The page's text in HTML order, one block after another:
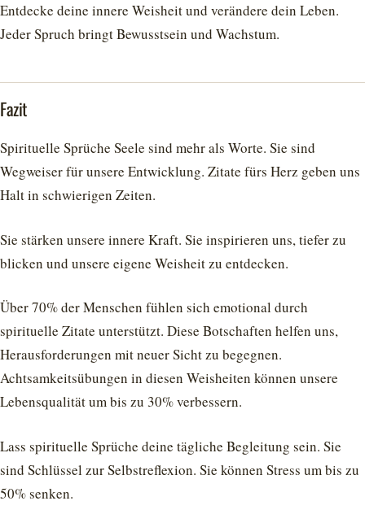
Entdecke deine innere Weisheit und verändere dein Leben.
Jeder Spruch bringt Bewusstsein und Wachstum.
Fazit
Spirituelle Sprüche Seele sind mehr als Worte. Sie sind
Wegweiser für unsere Entwicklung. Zitate fürs Herz geben uns
Halt in schwierigen Zeiten.
Sie stärken unsere innere Kraft. Sie inspirieren uns, tiefer zu
blicken und unsere eigene Weisheit zu entdecken.
Über 70% der Menschen fühlen sich emotional durch
spirituelle Zitate unterstützt. Diese Botschaften helfen uns,
Herausforderungen mit neuer Sicht zu begegnen.
Achtsamkeitsübungen in diesen Weisheiten können unsere
Lebensqualität um bis zu 30% verbessern.
Lass spirituelle Sprüche deine tägliche Begleitung sein. Sie
sind Schlüssel zur Selbstreflexion. Sie können Stress um bis zu
50% senken.